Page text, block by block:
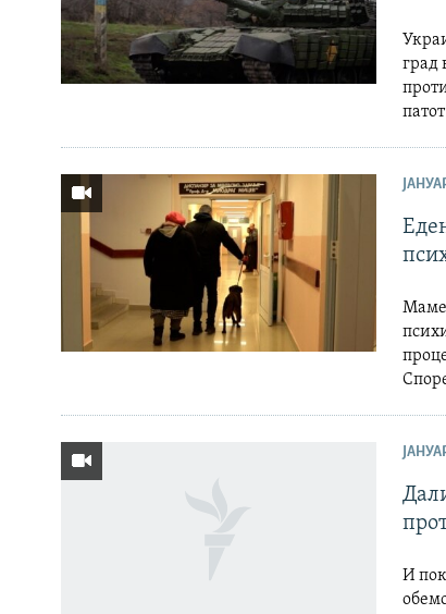
град
И